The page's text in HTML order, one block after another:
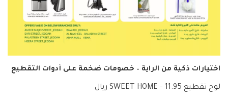
اختيارات ذكية من الراية – خصومات ضخمة على أدوات التقطيع
لوح تقطيع SWEET HOME – 11.95 ريال